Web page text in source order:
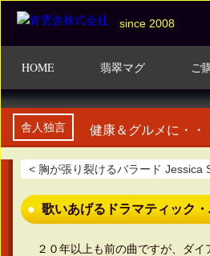
since 2008
HOME 翡翠マグ ご
HOME 翡翠マグ ご
舎人独言 健康＆グルメに・・
< 胸が張り裂けるバラード Jessica
歌いあげるドラマティック
２０年以上も前の曲ですが、ダ